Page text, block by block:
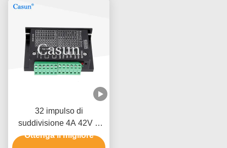
32 impulso di
suddivisione 4A 42V 2
stampante di For 3D del
Ottenga il migliore